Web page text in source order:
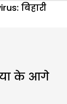
बिहारी
के आगे